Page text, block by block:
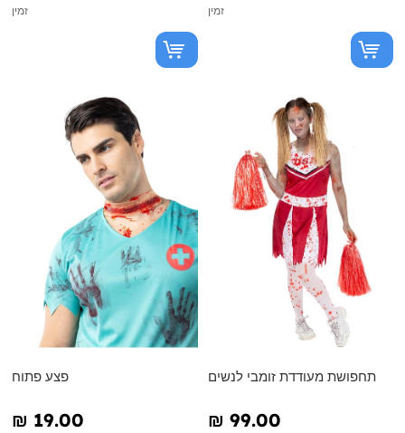
זמין זמין
פצע פתוח
₪‎ 19.00
תחפושת מעודדת זומבי לנשים
₪‎ 99.00